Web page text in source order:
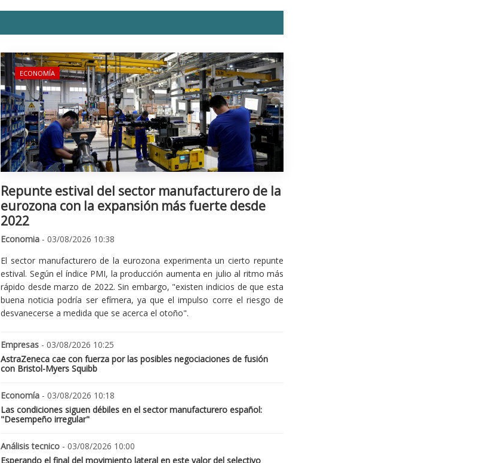
ECONOMÍA
Repunte estival del sector manufacturero de la
eurozona con la expansión más fuerte desde
2022
Economia - 03/08/2026 10:38
El sector manufacturero de la eurozona experimenta un cierto repunte
estival. Según el índice PMI, la producción aumenta en julio al ritmo más
rápido desde marzo de 2022. Sin embargo, "existen indicios de que esta
buena noticia podría ser efímera, ya que el impulso corre el riesgo de
desvanecerse a medida que se acerca el otoño".
Empresas - 03/08/2026 10:25
AstraZeneca cae con fuerza por las posibles negociaciones de fusión
con Bristol-Myers Squibb
Economía - 03/08/2026 10:18
Las condiciones siguen débiles en el sector manufacturero español:
"Desempeño irregular"
Análisis tecnico - 03/08/2026 10:00
Esperando el final del movimiento lateral en este valor del selectivo